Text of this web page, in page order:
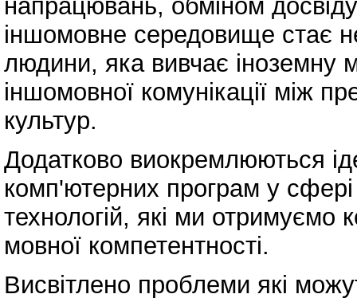
напрацювань, обміном
іншомовне середовище стає
людини, яка вивчає іноземну
іншомовної комунікації між
культур.
Додатково виокремлюються
комп'ютерних програм у сфері
технологій, які ми
мовної компетентності.
Висвітлено проблеми які